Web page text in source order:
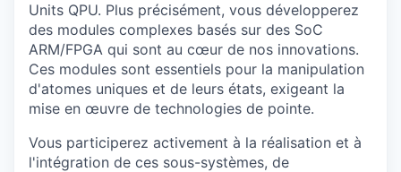
Units QPU. Plus précisément, vous développerez
des modules complexes basés sur des SoC
ARM/FPGA qui sont au cœur de nos innovations.
Ces modules sont essentiels pour la manipulation
d'atomes uniques et de leurs états, exigeant la
mise en œuvre de technologies de pointe.
Vous participerez activement à la réalisation et à
l'intégration de ces sous-systèmes, de